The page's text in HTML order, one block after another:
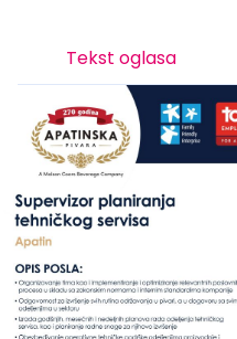
Tekst oglasa